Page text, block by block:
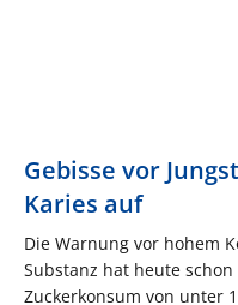
Gebisse vor
Karies auf
Die Warnung vor hohem
Substanz hat heute
Zuckerkonsum von unter